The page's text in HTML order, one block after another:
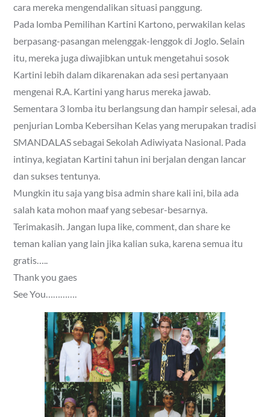
cara mereka mengendalikan situasi panggung.
Pada lomba Pemilihan Kartini Kartono, perwakilan kelas
berpasang-pasangan melenggak-lenggok di Joglo. Selain
itu, mereka juga diwajibkan untuk mengetahui sosok
Kartini lebih dalam dikarenakan ada sesi pertanyaan
mengenai R.A. Kartini yang harus mereka jawab.
Sementara 3 lomba itu berlangsung dan hampir selesai, ada
penjurian Lomba Kebersihan Kelas yang merupakan tradisi
SMANDALAS sebagai Sekolah Adiwiyata Nasional. Pada
intinya, kegiatan Kartini tahun ini berjalan dengan lancar
dan sukses tentunya.
Mungkin itu saja yang bisa admin share kali ini, bila ada
salah kata mohon maaf yang sebesar-besarnya.
Terimakasih. Jangan lupa like, comment, dan share ke
teman kalian yang lain jika kalian suka, karena semua itu
gratis…..
Thank you gaes
See You………….